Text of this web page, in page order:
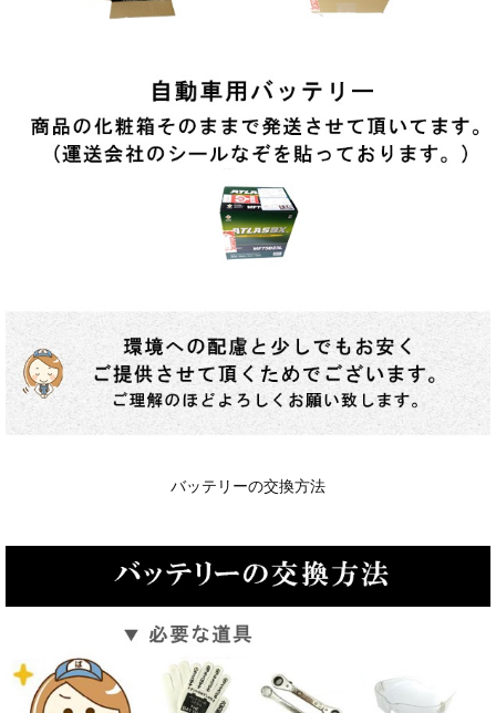
バッテリーの交換方法